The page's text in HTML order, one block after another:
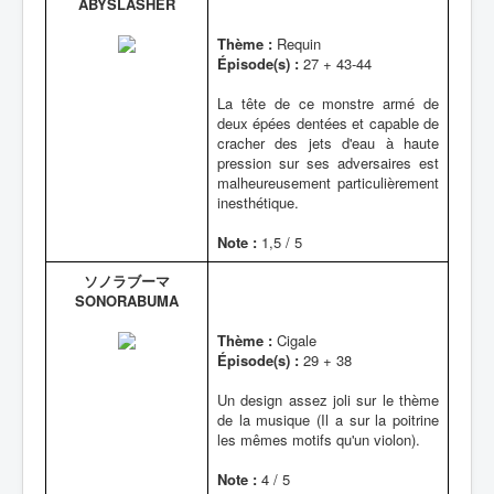
Thème : Requin
Épisode(s) : 27 + 43-44
La tête de ce monstre armé de
deux épées dentées et capable de
cracher des jets d'eau à haute
pression sur ses adversaires est
malheureusement particulièrement
inesthétique.
Note : 1,5 / 5
ソノラブーマ
SONORABUMA
Thème : Cigale
Épisode(s) : 29 + 38
Un design assez joli sur le thème
de la musique (Il a sur la poitrine
les mêmes motifs qu'un violon).
Note : 4 / 5